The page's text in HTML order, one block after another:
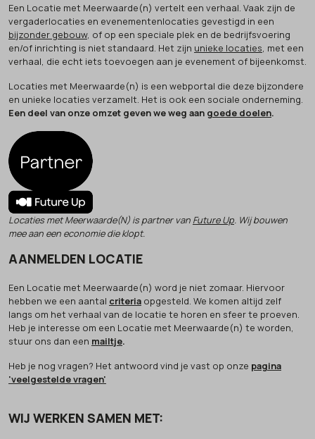
Een Locatie met Meerwaarde(n) vertelt een verhaal. Vaak zijn de
vergaderlocaties en evenementenlocaties gevestigd in een
bijzonder gebouw, of op een speciale plek en de bedrijfsvoering
en/of inrichting is niet standaard. Het zijn unieke locaties, met een
verhaal, die echt iets toevoegen aan je evenement of bijeenkomst.
Locaties met Meerwaarde(n) is een webportal die deze bijzondere
en unieke locaties verzamelt. Het is ook een sociale onderneming.
Een deel van onze omzet geven we weg aan goede doelen.
Locaties met Meerwaarde(N) is partner van Future Up. Wij bouwen
mee aan een economie die klopt.
AANMELDEN LOCATIE
Een Locatie met Meerwaarde(n) word je niet zomaar. Hiervoor
hebben we een aantal criteria opgesteld. We komen altijd zelf
langs om het verhaal van de locatie te horen en sfeer te proeven.
Heb je interesse om een Locatie met Meerwaarde(n) te worden,
stuur ons dan een mailtje.
Heb je nog vragen? Het antwoord vind je vast op onze pagina
'veelgestelde vragen'
WIJ WERKEN SAMEN MET: